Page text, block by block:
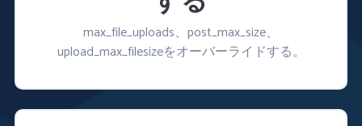
max_file_uploads、post_max_size、
upload_max_filesizeをオーバーライドする。